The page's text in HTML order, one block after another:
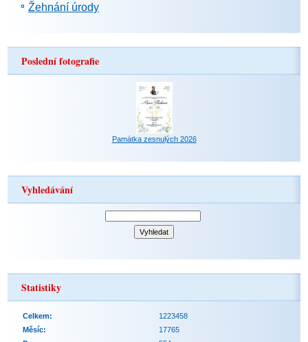
Žehnání úrody
Poslední fotografie
Památka zesnulých 2026
Vyhledávání
Statistiky
Celkem:
1223458
Měsíc:
17765